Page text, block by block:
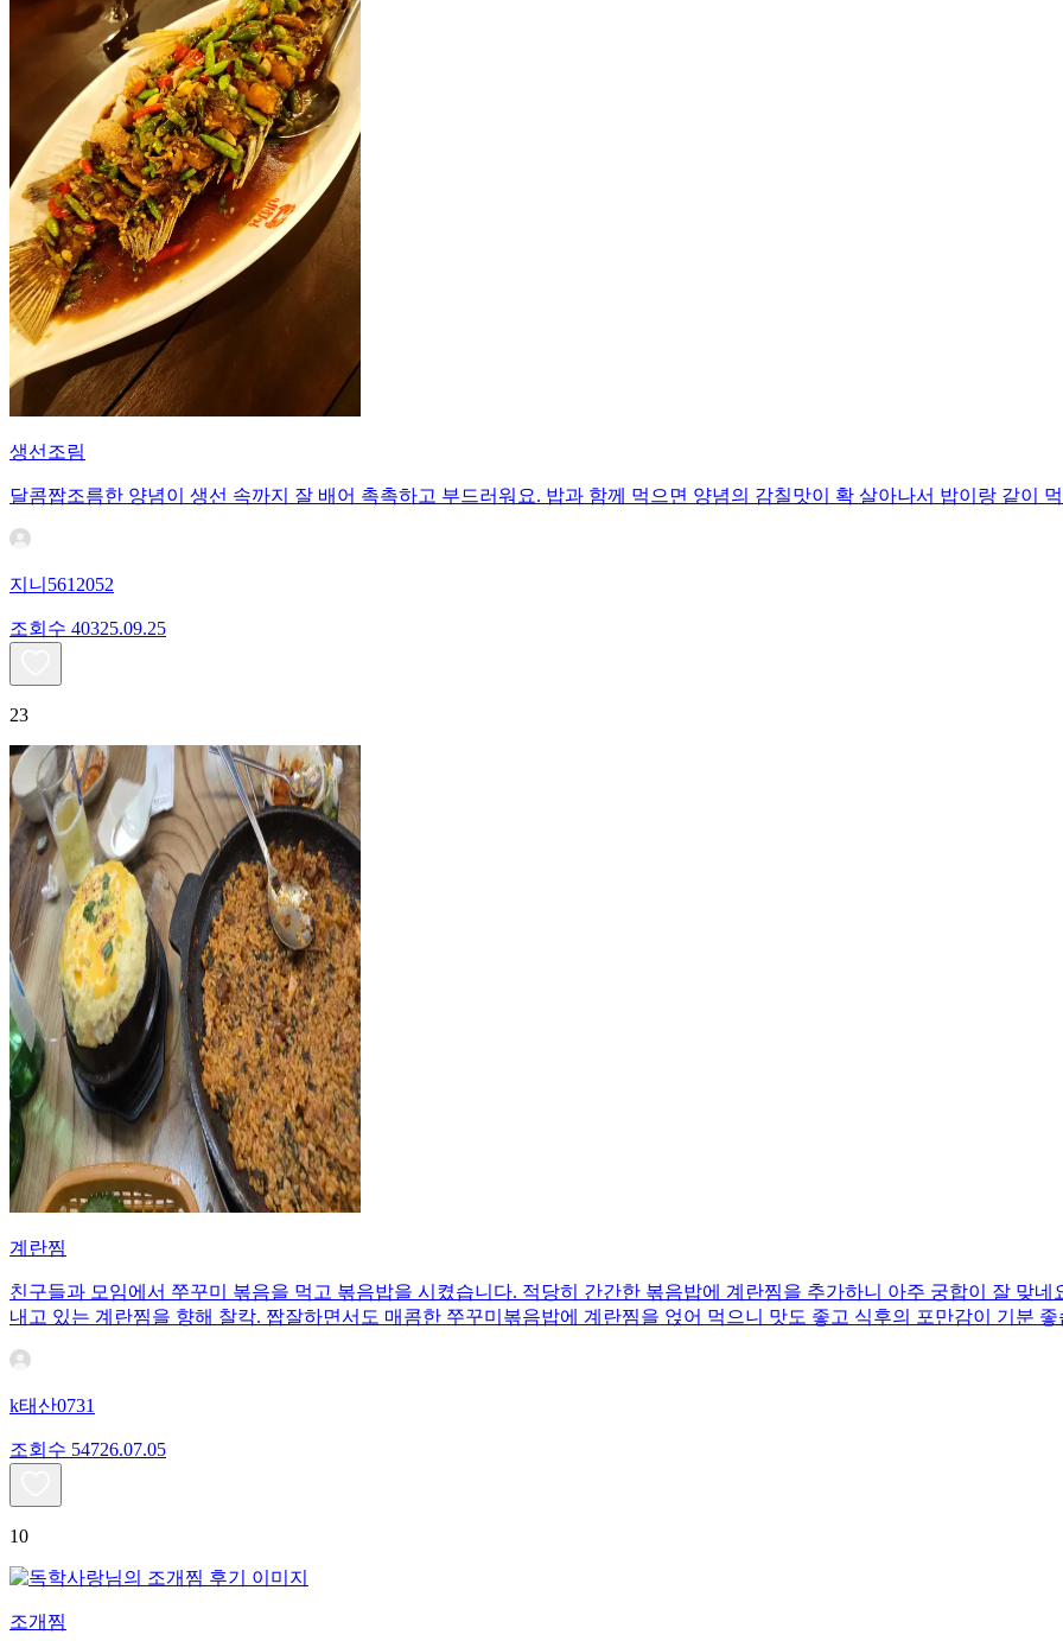
생선조림
달콤짭조름한 양념이 생선 속까지 잘 배어 촉촉하고 부드러워요. 밥과 함께 먹으면 양념의 감칠맛이 확 살아나서 밥이랑 같이
지니5612052
조회수 40325.09.25
23
계란찜
친구들과 모임에서 쭈꾸미 볶음을 먹고 볶음밥을 시켰습니다. 적당히 간간한 볶음밥에 계란찜을 추가하니 아주 궁합이 잘 맞
내고 있는 계란찜을 향해 찰칵. 짭잘하면서도 매콤한 쭈꾸미볶음밥에 계란찜을 얹어 먹으니 맛도 좋고 식후의 포만감이 기분
k태산0731
조회수 54726.07.05
10
조개찜